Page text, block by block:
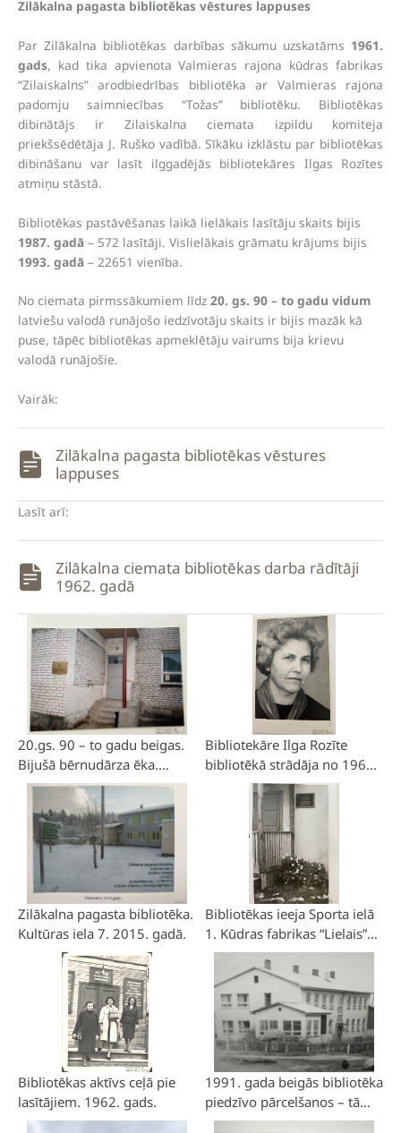
Zilākalna pagasta bibliotēkas vēstures lappuses
Par Zilākalna bibliotēkas darbības sākumu uzskatāms 1961.
gads, kad tika apvienota Valmieras rajona kūdras fabrikas
“Zilaiskalns” arodbiedrības bibliotēka ar Valmieras rajona
padomju saimniecības “Tožas” bibliotēku. Bibliotēkas
dibinātājs ir Zilaiskalna ciemata izpildu komiteja
priekšsēdētāja J. Ruško vadībā. Sīkāku izklāstu par bibliotēkas
dibināšanu var lasīt ilggadējās bibliotekāres Ilgas Rozītes
atmiņu stāstā.
Bibliotēkas pastāvēšanas laikā lielākais lasītāju skaits bijis
1987. gadā – 572 lasītāji. Vislielākais grāmatu krājums bijis
1993. gadā – 22651 vienība.
No ciemata pirmssākumiem līdz 20. gs. 90 – to gadu vidum
latviešu valodā runājošo iedzīvotāju skaits ir bijis mazāk kā
puse, tāpēc bibliotēkas apmeklētāju vairums bija krievu
valodā runājošie.
Vairāk:
Zilākalna pagasta bibliotēkas vēstures
lappuses
Lasīt arī:
Zilākalna ciemata bibliotēkas darba rādītāji
1962. gadā
20.gs. 90 – to gadu beigas.
Bijušā bērnudārza ēka.
Bibliotēkas ieeja. Ēka celta
1961.gadā.
Bibliotekāre Ilga Rozīte
bibliotēkā strādāja no 1964.
gada marta līdz 1988. gada
1. jūlijam
Zilākalna pagasta bibliotēka.
Kultūras iela 7. 2015. gadā.
Bibliotēkas ieeja Sporta ielā
1. Kūdras fabrikas “Lielais”
klubs. Ēka celta 1958.gadā.
Nojaukta 1990.gadā.
Bibliotēkas aktīvs ceļā pie
lasītājiem. 1962. gads.
1991. gada beigās bibliotēka
piedzīvo pārcelšanos – tā
tiek izvietota pašvaldībai